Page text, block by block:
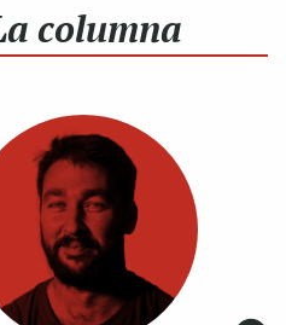
columna